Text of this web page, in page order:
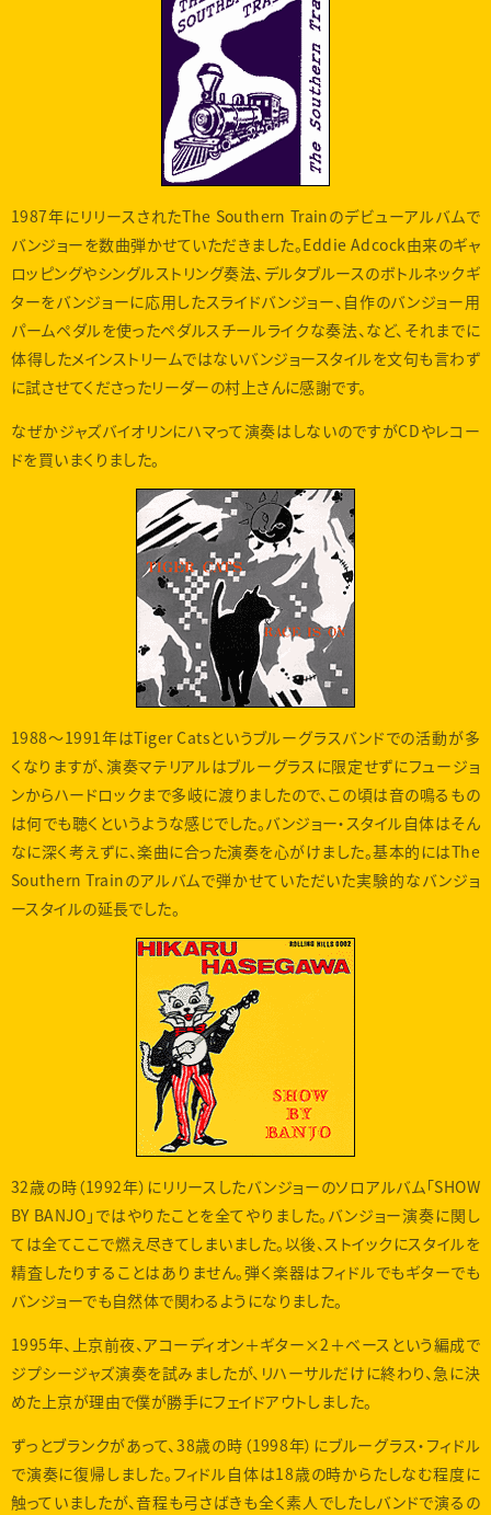
1987年にリリースされたThe Southern Trainのデビューアルバムで
バンジョーを数曲弾かせていただきました。Eddie Adcock由来のギャ
ロッピングやシングルストリング奏法、デルタブルースのボトルネックギ
ターをバンジョーに応用したスライドバンジョー、自作のバンジョー用
パームペダルを使ったペダルスチールライクな奏法、など、それまでに
体得したメインストリームではないバンジョースタイルを文句も言わず
に試させてくださったリーダーの村上さんに感謝です。
なぜかジャズバイオリンにハマって演奏はしないのですがCDやレコー
ドを買いまくりました。
1988〜1991年はTiger Catsというブルーグラスバンドでの活動が多
くなりますが、演奏マテリアルはブルーグラスに限定せずにフュージョ
ンからハードロックまで多岐に渡りましたので、この頃は音の鳴るもの
は何でも聴くというような感じでした。バンジョー・スタイル自体はそん
なに深く考えずに、楽曲に合った演奏を心がけました。基本的にはThe
Southern Trainのアルバムで弾かせていただいた実験的なバンジョ
ースタイルの延長でした。
32歳の時（1992年）にリリースしたバンジョーのソロアルバム「SHOW
BY BANJO」ではやりたことを全てやりました。バンジョー演奏に関し
ては全てここで燃え尽きてしまいました。以後、ストイックにスタイルを
精査したりすることはありません。弾く楽器はフィドルでもギターでも
バンジョーでも自然体で関わるようになりました。
1995年、上京前夜、アコーディオン＋ギター×2＋ベースという編成で
ジプシージャズ演奏を試みましたが、リハーサルだけに終わり、急に決
めた上京が理由で僕が勝手にフェイドアウトしました。
ずっとブランクがあって、38歳の時（1998年）にブルーグラス・フィドル
で演奏に復帰しました。フィドル自体は18歳の時からたしなむ程度に
触っていましたが、音程も弓さばきも全く素人でしたしバンドで演るの